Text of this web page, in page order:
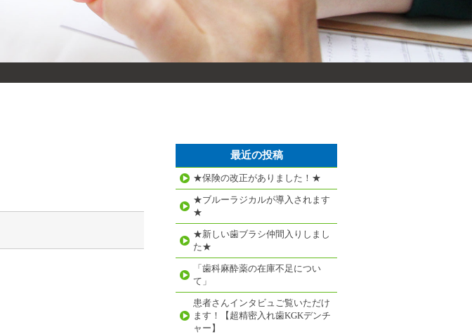
最近の投稿
★保険の改正がありました！★
★ブルーラジカルが導入されます
★
★新しい歯ブラシ仲間入りしまし
た★
「歯科麻酔薬の在庫不足につい
て」
患者さんインタビュご覧いただけ
ます！【超精密入れ歯KGKデンチ
ャー】